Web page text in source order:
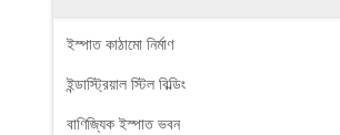
ইস্পাত কাঠামো নির্মাণ
ইন্ডাস্ট্রিয়াল স্টিল বিল্ডিং
বাণিজ্যিক ইস্পাত ভবন